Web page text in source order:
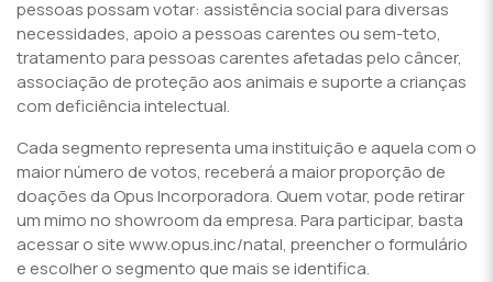
pessoas possam votar: assistência social para diversas
necessidades, apoio a pessoas carentes ou sem-teto,
tratamento para pessoas carentes afetadas pelo câncer,
associação de proteção aos animais e suporte a crianças
com deficiência intelectual.
Cada segmento representa uma instituição e aquela com o
maior número de votos, receberá a maior proporção de
doações da Opus Incorporadora. Quem votar, pode retirar
um mimo no showroom da empresa. Para participar, basta
acessar o site www.opus.inc/natal, preencher o formulário
e escolher o segmento que mais se identifica.